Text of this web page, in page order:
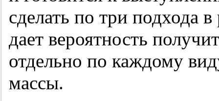
сделать по три подхода
дает вероятность
отдельно по каждому
массы.